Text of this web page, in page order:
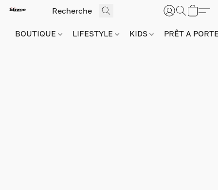
BOUTIQUE LIFESTYLE KIDS PRÊT A